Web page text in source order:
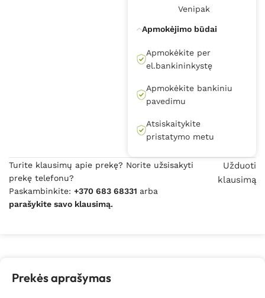
Venipak
Apmokėjimo būdai
Apmokėkite per
el.bankininkystę
Apmokėkite bankiniu
pavedimu
Atsiskaitykite
pristatymo metu
Turite klausimų apie prekę? Norite užsisakyti
prekę telefonu?
Paskambinkite: +370 683 68331 arba
parašykite savo klausimą.
Užduoti
klausimą
Prekės aprašymas